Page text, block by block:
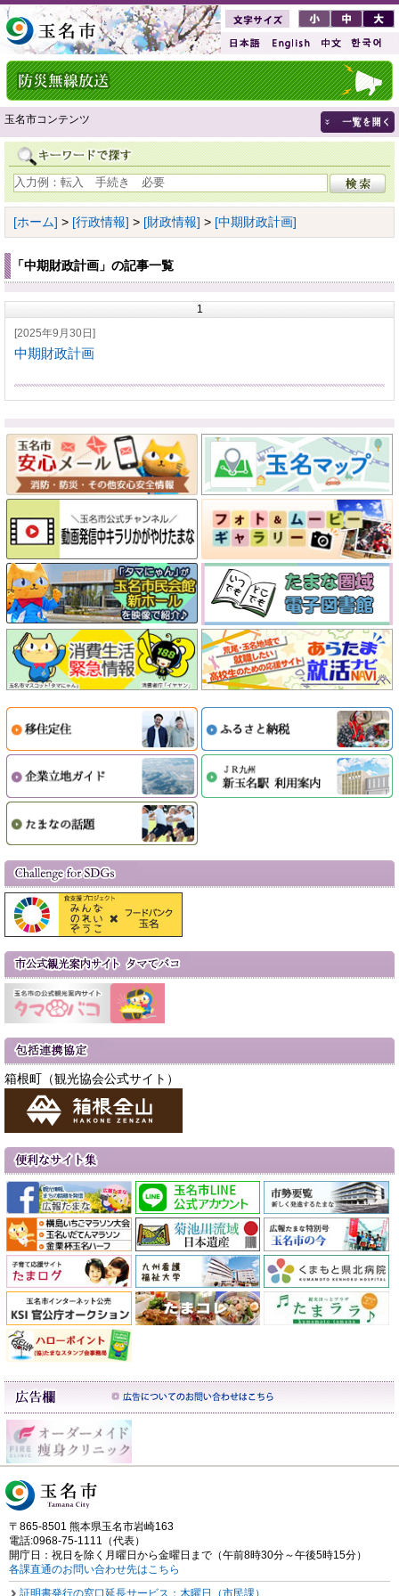
玉名市コンテンツ
[ホーム] > [行政情報] > [財政情報] > [中期財政計画]
「中期財政計画」の記事一覧
1
[2025年9月30日]
中期財政計画
箱根町（観光協会公式サイト）
〒865-8501 熊本県玉名市岩崎163
電話:0968-75-1111（代表）
開庁日：祝日を除く月曜日から金曜日まで（午前8時30分～午後5時15分）
各課直通のお問い合わせ先はこちら
証明書発行の窓口延長サービス：木曜日（市民課）